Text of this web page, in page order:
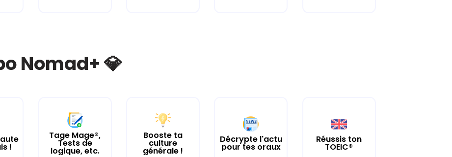
Nomad+ 💎
!
Tage Mage®,
Tests de
logique, etc.
Booste ta
culture
générale !
Décrypte l'actu
pour tes oraux
Réussis ton
TOEIC®